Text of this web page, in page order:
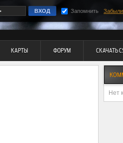
Запомнить
КАРТЫ ФОРУМ СКАЧАТЬ
Нет